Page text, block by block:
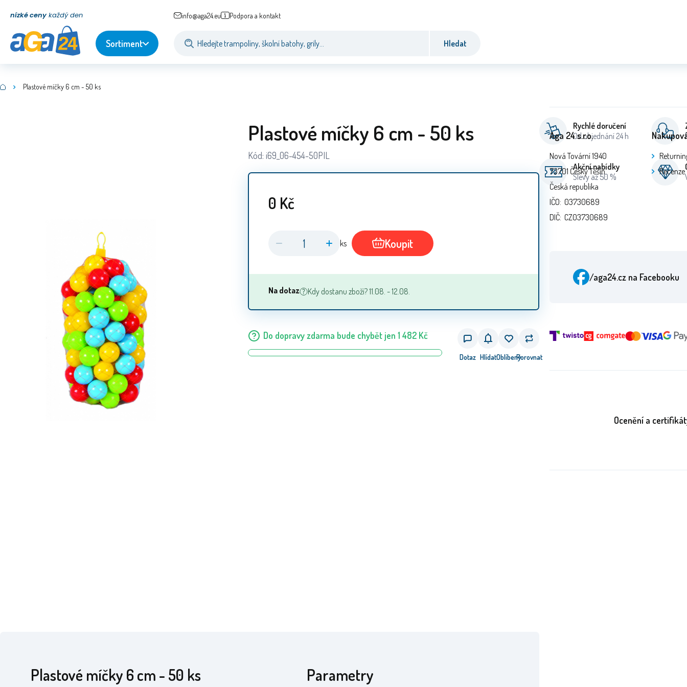
nízké ceny každý den info@aga24.eu Podpora a kontakt
Sortiment Hledat
Plastové míčky 6 cm - 50 ks
Plastové míčky 6 cm - 50 ks
Kód: i69_06-454-50PIL
0 Kč
ks Koupit
Na dotaz Kdy dostanu zboží? 11.08. - 12.08.
Do dopravy zdarma bude chybět jen 1 482 Kč
Dotaz HlídatOblíbenýPorovnat
Plastové míčky 6 cm - 50 ks Parametry
Rychlé doručení
Od objednání 24 h
Akční nabídky
Slevy až 50 %
Aga 24 s.r.o.
Nová Tovární 1940
73701 Český Těšín
Česká republika
IČO: 03730689
DIČ: CZ03730689
Recenze
/aga24.cz na Facebooku
Ocenění a